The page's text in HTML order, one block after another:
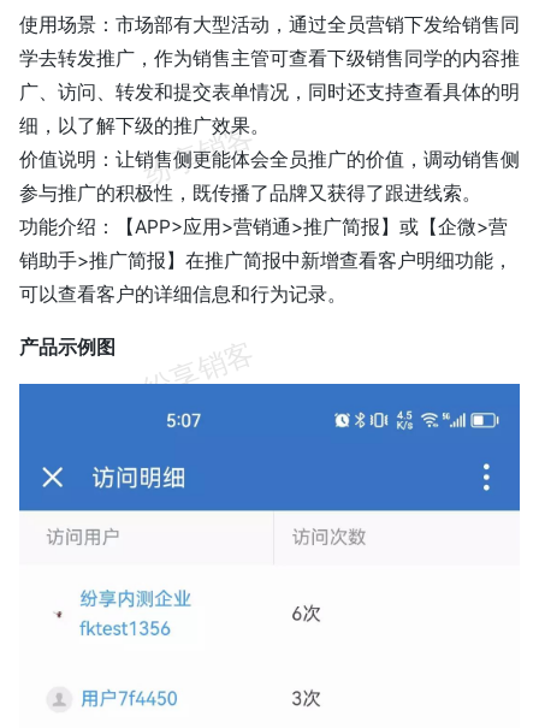
使用场景：市场部有大型活动，通过全员营销下发给销售同
学去转发推广，作为销售主管可查看下级销售同学的内容推
广、访问、转发和提交表单情况，同时还支持查看具体的明
细，以了解下级的推广效果。
价值说明：让销售侧更能体会全员推广的价值，调动销售侧
参与推广的积极性，既传播了品牌又获得了跟进线索。
功能介绍：【APP>应用>营销通>推广简报】或【企微>营
销助手>推广简报】在推广简报中新增查看客户明细功能，
可以查看客户的详细信息和行为记录。
产品示例图